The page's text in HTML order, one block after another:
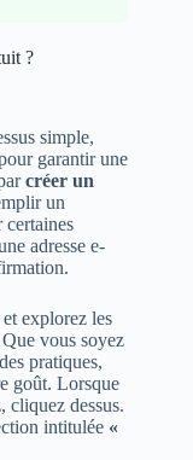
?
simple,
garantir une
créer un
un
adresse e-
explorez les
vous soyez
pratiques,
goût. Lorsque
cliquez dessus.
intitulée «